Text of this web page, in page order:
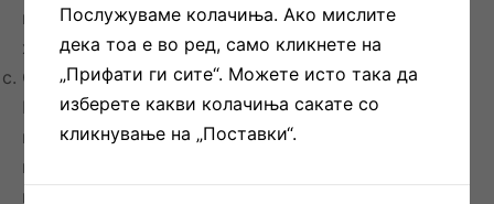
најширока точка, внимавајќи да ја држите лентата
хоризонтална.
СТРУК
Поминете ја мерната лента околу вашиот
природен струк, на најтесната точка на
половината. Лентата не треба да се стега цврсто
на телото, треба да е природно лабава.
Послужуваме колачиња. Ако мислите
дека тоа е во ред, само кликнете на
„Прифати ги сите“. Можете исто така да
изберете какви колачиња сакате со
кликнување на „Поставки“.